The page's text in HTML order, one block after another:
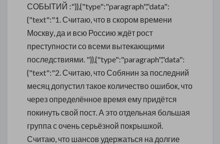
СОБЫТИЙ :"}},{"type":"paragraph","data":
{"text":"1. Считаю, что в скором времени
Москву, да и всю Россию ждёт рост
преступности со всеми вытекающими
последствиями. "}},{"type":"paragraph","data":
{"text":"2. Считаю, что Собянин за последний
месяц допустил такое количество ошибок, что
через определённое время ему придётся
покинуть свой пост. А это отдельная большая
группа с очень серьёзной покрышкой.
Считаю, что шансов удержаться на долгие